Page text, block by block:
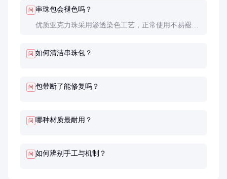
问 串珠包会褪色吗？
优质亚克力珠采用渗透染色工艺，正常使用不易褪
问 如何清洁串珠包？
问 包带断了能修复吗？
问 哪种材质最耐用？
问 如何辨别手工与机制？